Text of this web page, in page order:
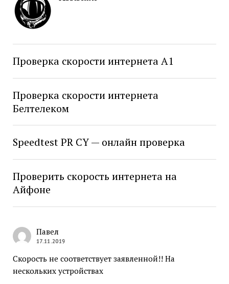
Проверка скорости интернета А1
Проверка скорости интернета
Белтелеком
Speedtest PR CY — онлайн проверка
Проверить скорость интернета на
Айфоне
Павел
17.11.2019
Скорость не соответствует заявленной!! На
нескольких устройствах